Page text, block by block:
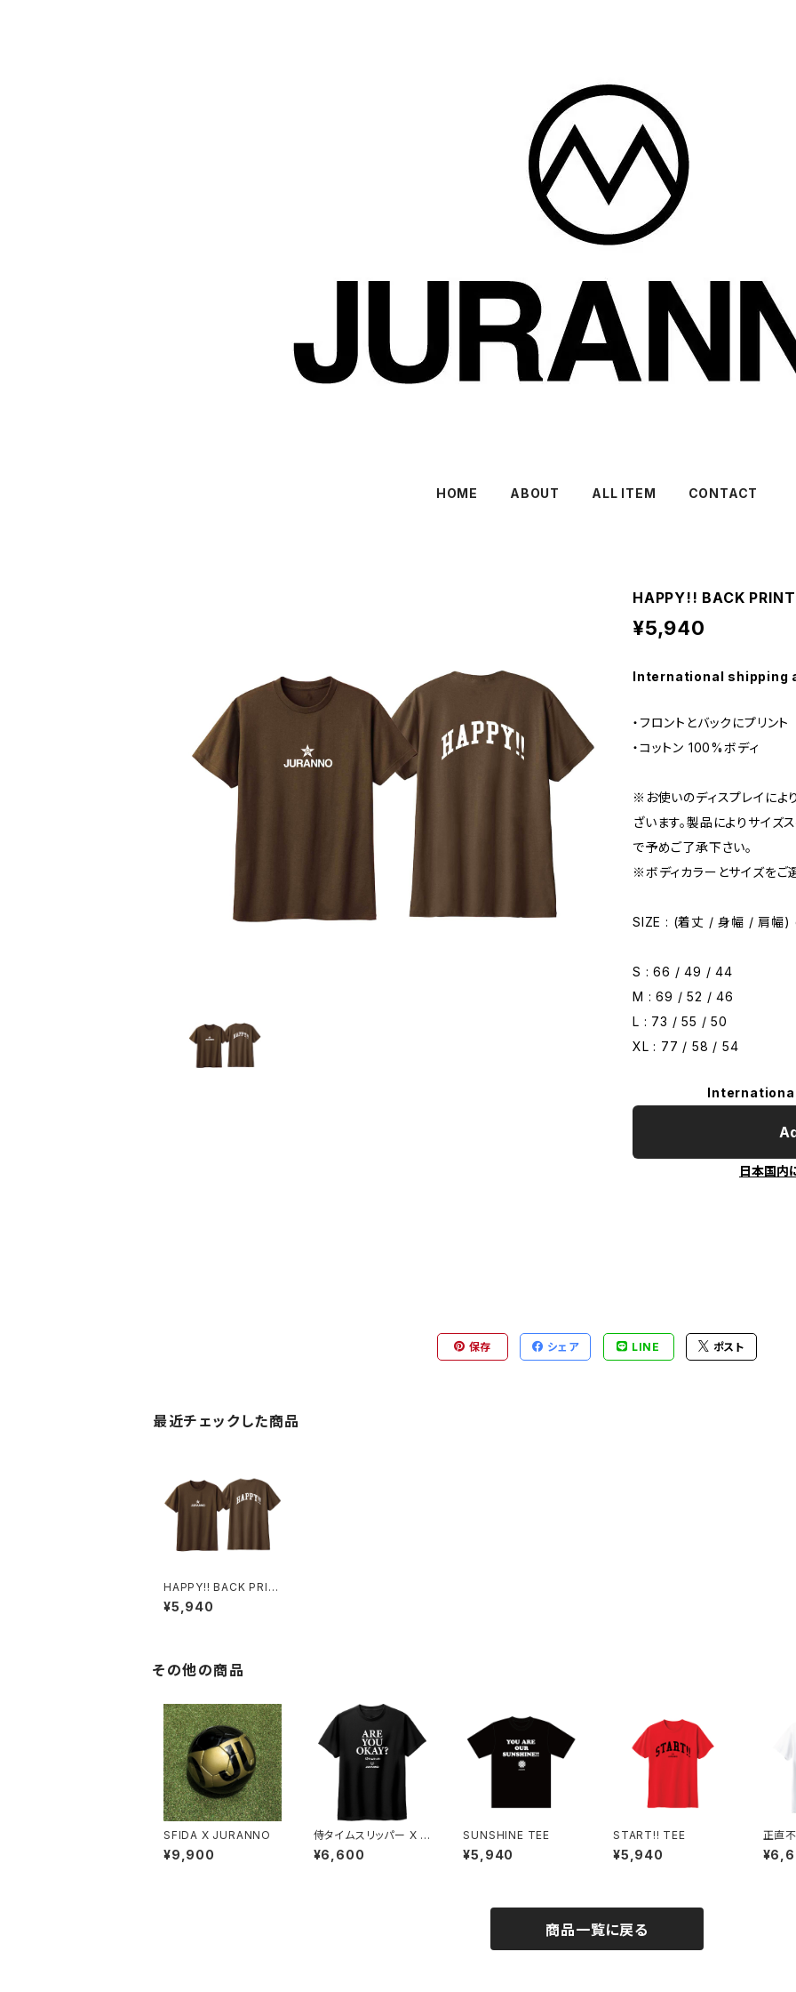
HOME ABOUT ALL ITEM CONTACT
HAPPY!! BACK
¥5,940
International shipping
・フロントとバックにプリント
・コットン 100%ボディ
※お使いのディスプレイに
ざいます。製品によりサイ
で予めご了承下さい。
※ボディカラーとサイズをご
SIZE : (着丈 / 身幅 / 肩幅)
S : 66 / 49 / 44
M : 69 / 52 / 46
L : 73 / 55 / 50
XL : 77 / 58 / 54
日本国内
保存 シェア LINE ポスト
最近チェックした商品
HAPPY!! BACK PRIN
T TEE
¥5,940
その他の商品
SFIDA X JURANNO
¥9,900
侍タイムスリッパー X J
URANNO "大丈夫です
か?" TEE
¥6,600
SUNSHINE TEE
¥5,940
START!! TEE
¥5,940
正直
NO
商品一覧に戻る